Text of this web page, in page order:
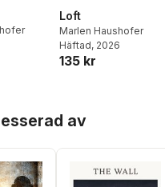
Loft
Marlen Haushofer
Häftad, 2026
135 kr
av